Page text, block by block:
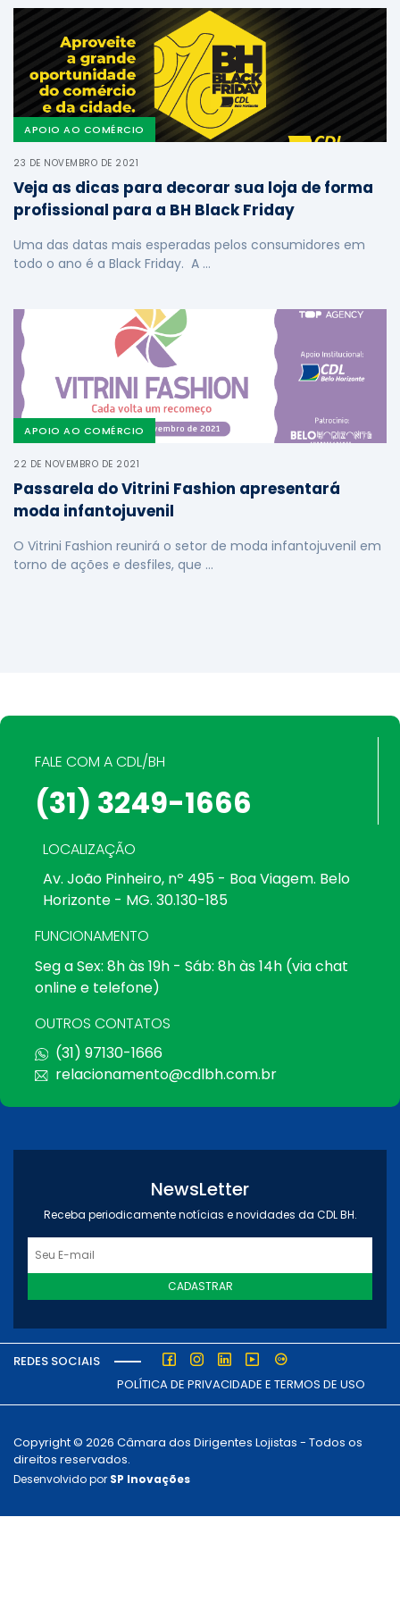
APOIO AO COMÉRCIO
23 DE NOVEMBRO DE 2021
Veja as dicas para decorar sua loja de forma
profissional para a BH Black Friday
Uma das datas mais esperadas pelos consumidores em
todo o ano é a Black Friday. A …
APOIO AO COMÉRCIO
22 DE NOVEMBRO DE 2021
Passarela do Vitrini Fashion apresentará
moda infantojuvenil
O Vitrini Fashion reunirá o setor de moda infantojuvenil em
torno de ações e desfiles, que …
FALE COM A CDL/BH
(31) 3249-1666
LOCALIZAÇÃO
Av. João Pinheiro, nº 495 - Boa Viagem. Belo
Horizonte - MG. 30.130-185
FUNCIONAMENTO
Seg a Sex: 8h às 19h - Sáb: 8h às 14h (via chat
online e telefone)
OUTROS CONTATOS
(31) 97130-1666
relacionamento@cdlbh.com.br
NewsLetter
Receba periodicamente notícias e novidades da CDL BH.
CADASTRAR
REDES SOCIAIS
POLÍTICA DE PRIVACIDADE E TERMOS DE USO
Copyright © 2026 Câmara dos Dirigentes Lojistas - Todos os
direitos reservados.
Desenvolvido por SP Inovações